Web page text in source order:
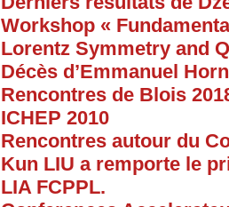
Workshop «
Lorentz Symmetry and
Décès d’Emmanuel
Rencontres de Blois
ICHEP 2010
Rencontres autour du
Kun LIU a remporte le
LIA FCPPL.